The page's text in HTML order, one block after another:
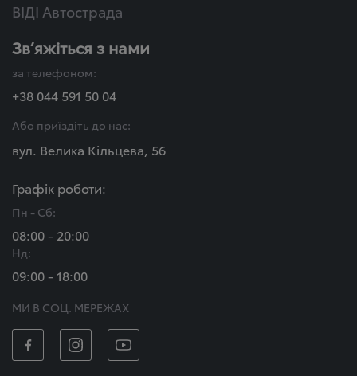
ВІДІ Автострада
Зв’яжіться з нами
за телефоном:
+38 044 591 50 04
Або приїздіть до нас:
вул. Велика Кільцева, 56
Графік роботи:
Пн - Сб:
08:00 - 20:00
Нд:
09:00 - 18:00
МИ В СОЦ. МЕРЕЖАХ